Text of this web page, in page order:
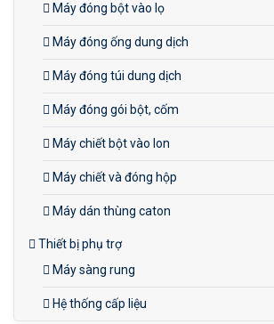
Máy đóng bột vào lọ
Máy đóng ống dung dịch
Máy đóng túi dung dịch
Máy đóng gói bột, cốm
Máy chiết bột vào lon
Máy chiết và đóng hộp
Máy dán thùng caton
Thiết bị phụ trợ
Máy sàng rung
Hệ thống cấp liệu